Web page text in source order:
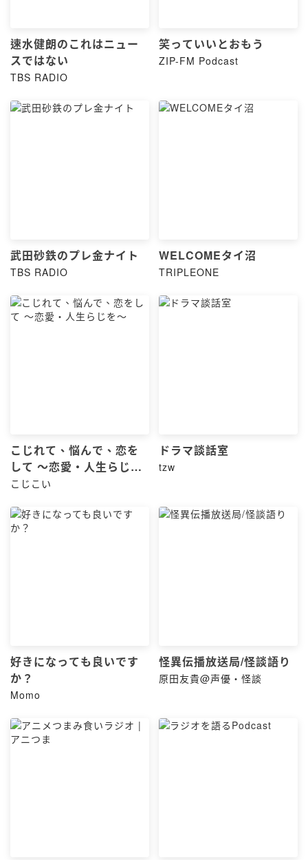
速水健朗のこれはニュー
スではない
TBS RADIO
笑っていいとおもう
ZIP-FM Podcast
武田砂鉄のプレ金ナイト
TBS RADIO
WELCOMEタイ沼
TRIPLEONE
こじれて、悩んで、恋を
して 〜恋愛・人生らじを
〜
こじこい
ドラマ談話室
tzw
好きになっても良いです
か？
Momo
怪異伝播放送局/怪談語り
原田友貴@声優・怪談